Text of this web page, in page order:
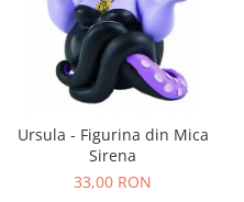
Ursula - Figurina din Mica
Sirena
33,00 RON